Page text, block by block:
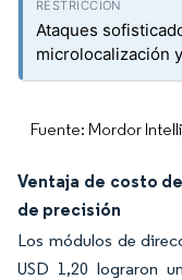
Ataques
microlocalización
Fuente: Mordor
Ventaja de costo
de precisión
Los módulos de
USD 1,20 lograron